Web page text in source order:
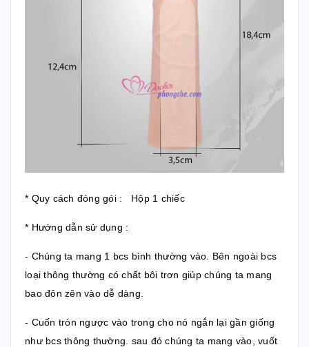
* Quy cách đóng gói : Hộp 1 chiếc
* Hướng dẫn sử dụng :
- Chúng ta mang 1 bcs bình thường vào. Bên ngoài bcs
loại thông thường có chất bôi trơn giúp chúng ta mang
bao đôn zên vào dễ dàng.
- Cuốn tròn ngược vào trong cho nó ngắn lại gần giống
như bcs thông thường. sau đó chúng ta mang vào, vuốt